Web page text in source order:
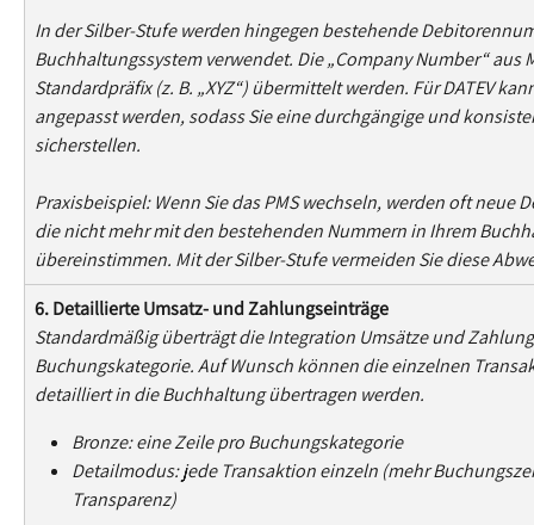
In der Silber-Stufe werden hingegen bestehende
Buchhaltungssystem verwendet. Die „Company Number“ aus
Standardpräfix (z. B. „XYZ“) übermittelt werden. Für DATEV
angepasst werden, sodass Sie eine durchgängige und
sicherstellen.
Praxisbeispiel: Wenn Sie das PMS wechseln, werden oft neue
die nicht mehr mit den bestehenden Nummern in Ihrem
übereinstimmen. Mit der Silber-Stufe vermeiden Sie diese
6. Detaillierte Umsatz- und Zahlungseinträge
Standardmäßig überträgt die Integration Umsätze und
Buchungskategorie. Auf Wunsch können die einzelnen
detailliert in die Buchhaltung übertragen werden.
Bronze: eine Zeile pro Buchungskategorie
Detailmodus: jede Transaktion einzeln (mehr
Transparenz)